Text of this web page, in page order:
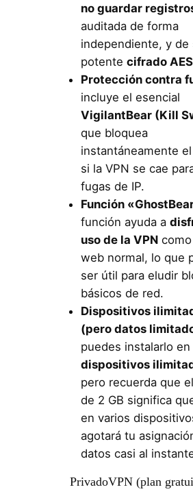
no guardar
auditada de forma
independiente, y de
potente cifrado
Protección contra
incluye el esencial
VigilantBear (Kill
que bloquea
instantáneamente
si la VPN se cae
fugas de IP.
Función
función ayuda a
uso de la VPNcomo
web normal, lo que
ser útil para eludir
básicos de red.
Dispositivos
(pero datos
puedes instalarlo en
dispositivos
pero recuerda que
de 2 GB significa
en varios
agotará tu
datos casi al
PrivadoVPN (plan